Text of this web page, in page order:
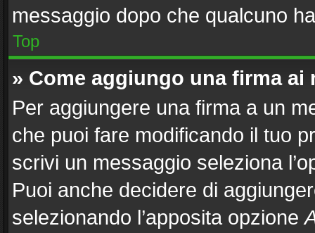
messaggio dopo che qualcuno
Top
» Come aggiungo una firma ai
Per aggiungere una firma a un
che puoi fare modificando il tuo
scrivi un messaggio seleziona
Puoi anche decidere di
selezionando l’apposita opzione